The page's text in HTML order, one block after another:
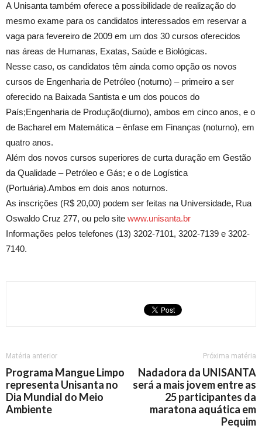
A Unisanta também oferece a possibilidade de realização do
mesmo exame para os candidatos interessados em reservar a
vaga para fevereiro de 2009 em um dos 30 cursos oferecidos
nas áreas de Humanas, Exatas, Saúde e Biológicas.
Nesse caso, os candidatos têm ainda como opção os novos
cursos de Engenharia de Petróleo (noturno) – primeiro a ser
oferecido na Baixada Santista e um dos poucos do
País;Engenharia de Produção(diurno), ambos em cinco anos, e o
de Bacharel em Matemática – ênfase em Finanças (noturno), em
quatro anos.
Além dos novos cursos superiores de curta duração em Gestão
da Qualidade – Petróleo e Gás; e o de Logística
(Portuária).Ambos em dois anos noturnos.
As inscrições (R$ 20,00) podem ser feitas na Universidade, Rua
Oswaldo Cruz 277, ou pelo site www.unisanta.br
Informações pelos telefones (13) 3202-7101, 3202-7139 e 3202-
7140.
Matéria anterior
Programa Mangue Limpo
representa Unisanta no
Dia Mundial do Meio
Ambiente
Próxima matéria
Nadadora da UNISANTA
será a mais jovem entre as
25 participantes da
maratona aquática em
Pequim